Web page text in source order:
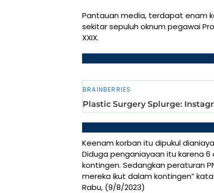
Pantauan media, terdapat enam
sekitar sepuluh oknum pegawai
XXIX.
Keenam korban itu dipukul
Diduga penganiayaan itu karena 6
kontingen. Sedangkan peraturan
mereka ikut dalam kontingen”
Rabu, (9/8/2023)